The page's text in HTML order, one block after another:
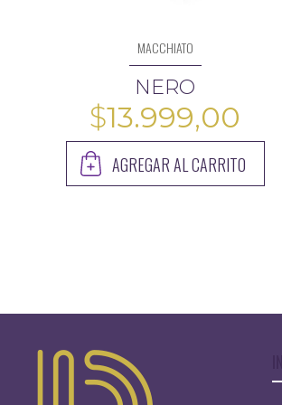
MACCHIATO
NERO
$13.999,00
AGREGAR AL CARRITO